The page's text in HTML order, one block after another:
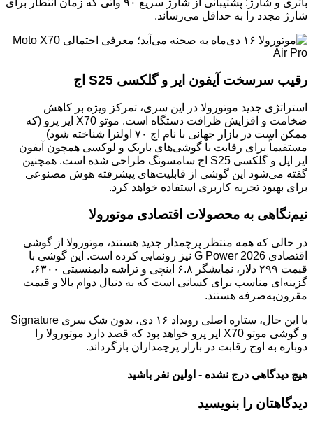
باتری و شارژ: پشتیبانی از شارژ سریع ۹۰ واتی که زمان انتظار برای
شارژ مجدد را به حداقل می‌رساند.
رقیب سرسخت آیفون ایر و گلکسی S25 اج
استراتژی جدید موتورولا در این سری، تمرکز ویژه بر کاهش
ضخامت و افزایش ظرافت دستگاه است. موتو X70 ایر پرو (که
ممکن است در بازار جهانی با نام اج ۷۰ اولترا شناخته شود)
مستقیماً برای رقابت با گوشی‌های باریک و لوکسی همچون آیفون
ایر اپل و گلکسی S25 اج سامسونگ طراحی شده است. همچنین
گفته می‌شود این گوشی از قابلیت‌های پیشرفته هوش مصنوعی
برای بهبود تجربه کاربری استفاده خواهد کرد.
نیم‌نگاهی به محصولات اقتصادی موتورولا
در حالی که همه منتظر پرچمدار جدید هستند، موتورولا از گوشی
اقتصادی G Power 2026 نیز رونمایی کرده است. این گوشی با
قیمت ۲۹۹ دلار، نمایشگر ۶.۸ اینچی و تراشه دایمنسیتی ۶۳۰۰،
گزینه‌ای مناسب برای کسانی است که به دنبال دوام بالا و قیمت
مقرون‌به‌صرفه هستند.
با این حال، ستاره اصلی رویداد ۱۶ دی، بدون شک سری Signature
و گوشی موتو X70 ایر پرو خواهد بود که قصد دارد موتورولا را
دوباره به اوج رقابت در بازار پرچمداران بازگرداند.
هیچ دیدگاهی درج نشده - اولین نفر باشید
دیدگاهتان را بنویسید